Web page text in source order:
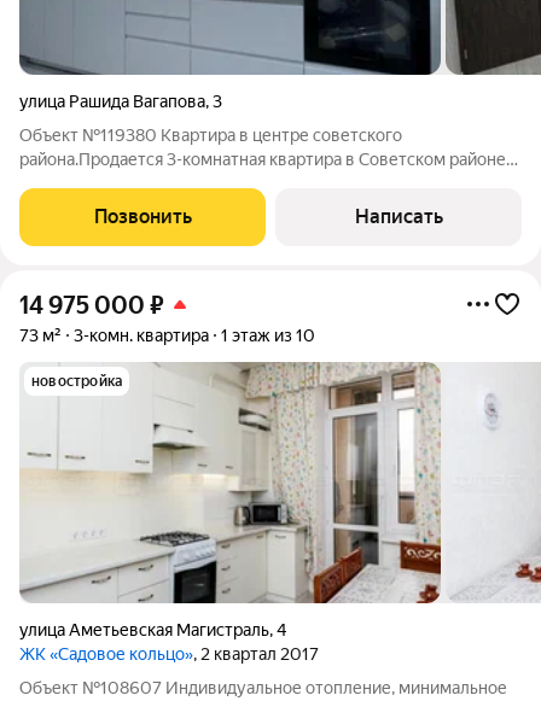
улица Рашида Вагапова,3
Объект №119380 Квартира в центре советского
района.Продается 3-комнатная квартира в Советском районе
комфортной жизни в шаговой доступности!Описание
квартиры: Район: Советский, г. Казань. Этаж: 2/10 .
Позвонить Написать
14 975 000 ₽
73 м² 3-комн. квартира 1 этаж из 10
новостройка
улица Аметьевская Магистраль,4
ЖК «Садовое кольцо», 2 квартал 2017
Объект №108607 Индивидуальное отопление, минимальное